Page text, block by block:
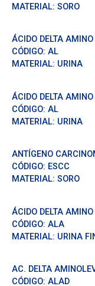
MATERIAL: SORO
ÁCIDO DELTA
CÓDIGO: AL
MATERIAL: URINA
ÁCIDO DELTA
CÓDIGO: AL
MATERIAL: URINA
ANTÍGENO
CÓDIGO: ESCC
MATERIAL: SORO
ÁCIDO DELTA
CÓDIGO: ALA
MATERIAL: URINA
AC. DELTA
CÓDIGO: ALAD